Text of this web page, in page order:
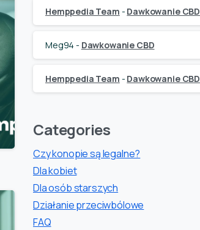
Hemppedia Team - Dawkowanie CBD
Meg94 - Dawkowanie CBD
Hemppedia Team - Dawkowanie CBD
Categories
Czy konopie są legalne?
Dla kobiet
Dla osób starszych
Działanie przeciwbólowe
FAQ